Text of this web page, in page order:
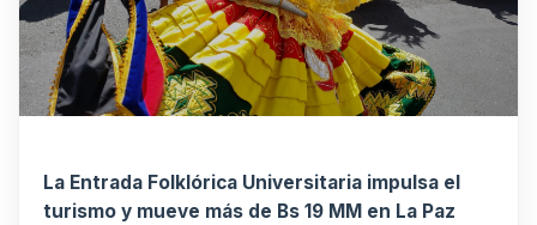
La Entrada Folklórica Universitaria impulsa el
turismo y mueve más de Bs 19 MM en La Paz